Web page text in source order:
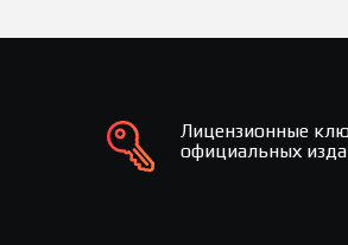
Лицензионные
официальных